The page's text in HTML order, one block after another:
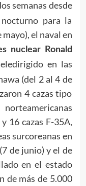
semanas desde
para la
el naval en
nuclear Ronald
en las
(del 2 al 4 de
4 cazas tipo
16 cazas F-35A,
surcoreanas en
de junio) y el de
en el estado
de más de 5.000